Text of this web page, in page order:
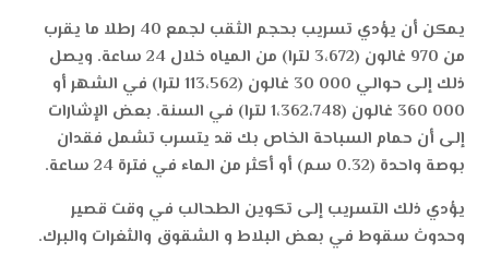
يمكن أن يؤدي تسريب بحجم الثقب لجمع 40 رطلا ما يقرب
من 970 غالون (3،672 لترا) من المياه خلال 24 ساعة. ويصل
ذلك إلى حوالي 000 30 غالون (113،562 لترا) في الشهر أو
000 360 غالون (1،362،748 لترا) في السنة. بعض الإشارات
إلى أن حمام السباحة الخاص بك قد يتسرب تشمل فقدان
بوصة واحدة (0.32 سم) أو أكثر من الماء في فترة 24 ساعة.
يؤدي ذلك التسريب إلى تكوين الطحالب في وقت قصير
وحدوث سقوط في بعض البلاط و الشقوق والثغرات والبرك.